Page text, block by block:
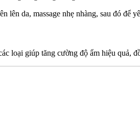
lên da, massage nhẹ nhàng, sau đó
loại giúp tăng cường độ ẩm hiệu quả,